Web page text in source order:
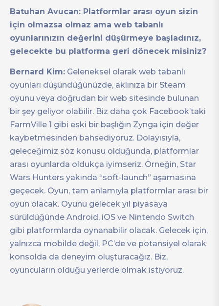
Batuhan Avucan: Platformlar arası oyun sizin
için olmazsa olmaz ama web tabanlı
oyunlarınızın değerini düşürmeye başladınız,
gelecekte bu platforma geri dönecek misiniz?
Bernard Kim: Geleneksel olarak web tabanlı
oyunları düşündüğünüzde, aklınıza bir Steam
oyunu veya doğrudan bir web sitesinde bulunan
bir şey geliyor olabilir. Biz daha çok Facebook’taki
FarmVille 1 gibi eski bir başlığın Zynga için değer
kaybetmesinden bahsediyoruz. Dolayısıyla,
geleceğimiz söz konusu olduğunda, platformlar
arası oyunlarda oldukça iyimseriz. Örneğin, Star
Wars Hunters yakında “soft-launch” aşamasına
geçecek. Oyun, tam anlamıyla platformlar arası bir
oyun olacak. Oyunu gelecek yıl piyasaya
sürüldüğünde Android, iOS ve Nintendo Switch
gibi platformlarda oynanabilir olacak. Gelecek için,
yalnızca mobilde değil, PC’de ve potansiyel olarak
konsolda da deneyim oluşturacağız. Biz,
oyuncuların olduğu yerlerde olmak istiyoruz.